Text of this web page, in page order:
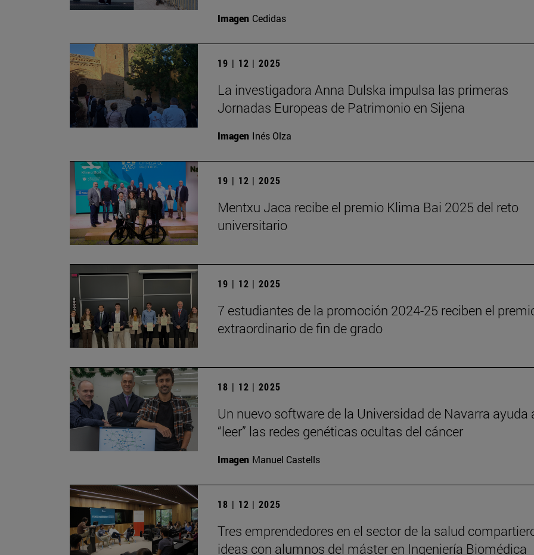
Imagen Cedidas
19 | 12 | 2025
La investigadora Anna Dulska impulsa las primeras
Jornadas Europeas de Patrimonio en Sijena
Imagen Inés Olza
19 | 12 | 2025
Mentxu Jaca recibe el premio Klima Bai 2025 del reto
universitario
19 | 12 | 2025
7 estudiantes de la promoción 2024-25 reciben el
extraordinario de fin de grado
18 | 12 | 2025
Un nuevo software de la Universidad de Navarra ayuda
“leer” las redes genéticas ocultas del cáncer
Imagen Manuel Castells
18 | 12 | 2025
Tres emprendedores en el sector de la salud
ideas con alumnos del máster en Ingeniería Biomédica